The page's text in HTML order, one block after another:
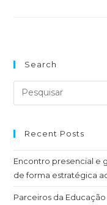
Search
Recent Posts
Encontro presencial e
de forma estratégica
Parceiros da